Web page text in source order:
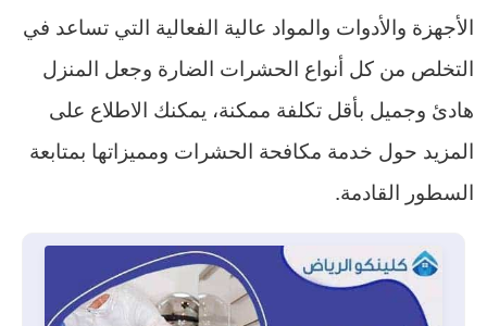
الأجهزة والأدوات والمواد عالية الفعالية التي تساعد في
التخلص من كل أنواع الحشرات الضارة وجعل المنزل
هادئ وجميل بأقل تكلفة ممكنة، يمكنك الاطلاع على
المزيد حول خدمة مكافحة الحشرات ومميزاتها بمتابعة
السطور القادمة.